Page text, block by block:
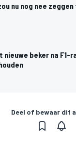
nu nog nee
nieuwe beker na F1-
Deel of bewaar dit